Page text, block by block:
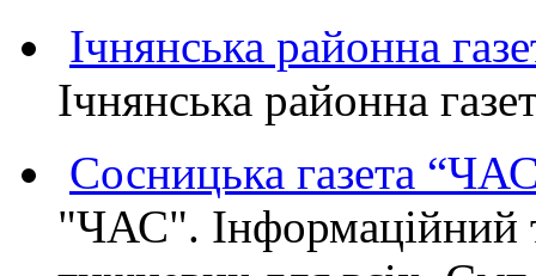
Ічнянська районна
Ічнянська районна
Сосницька газета
"ЧАС". Інформаційний